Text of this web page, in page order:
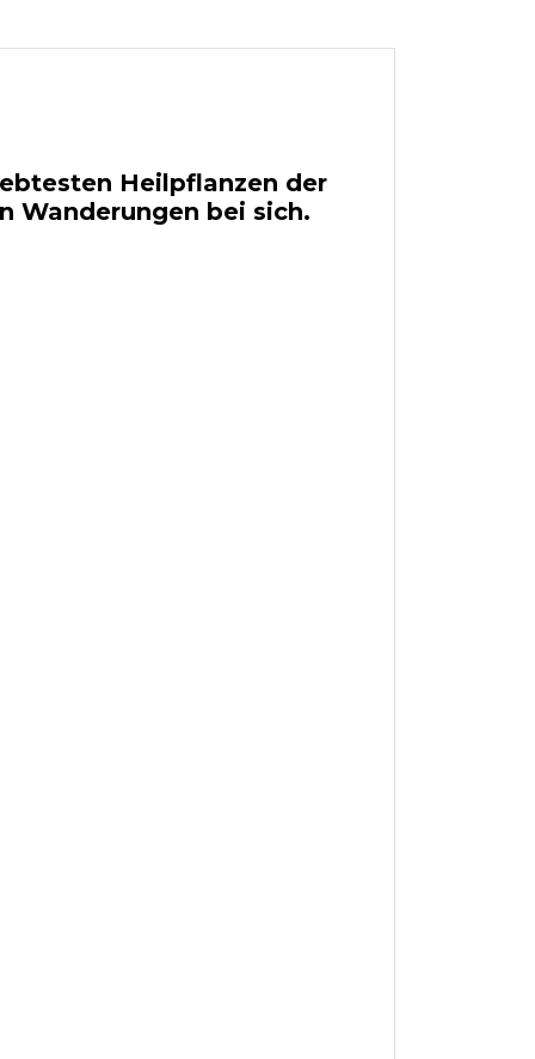
Heilpflanzen der
Wanderungen bei sich.